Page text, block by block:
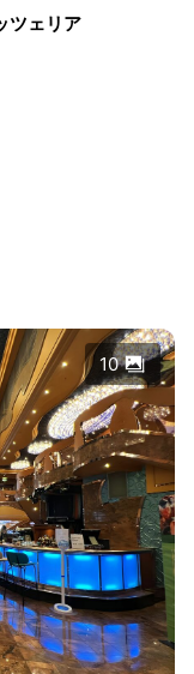
ツェリア
10